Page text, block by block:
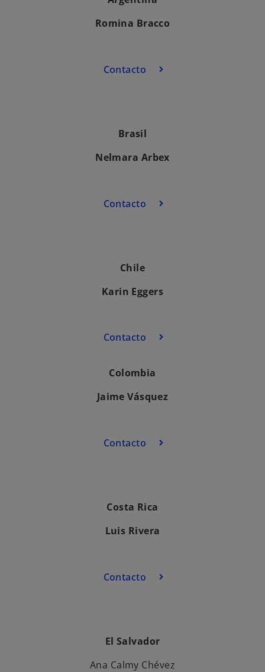
Romina Bracco
Contacto
Brasil
Nelmara Arbex
Contacto
Chile
Karin Eggers
Contacto
Colombia
Jaime Vásquez
Contacto
Costa Rica
Luis Rivera
Contacto
El Salvador
Ana Calmy Chévez